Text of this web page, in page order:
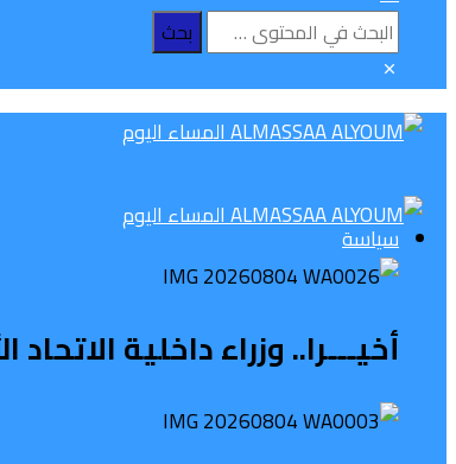
سياسة
أخيـــرا.. وزراء داخلية